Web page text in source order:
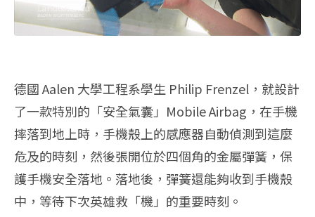
德國 Aalen 大學工程系學生 Philip Frenzel，就設計
了一款特別的「安全氣囊」Mobile Airbag，在手機
摔落到地上時，手機殼上的感應器自動偵測到這麼
危及的時刻，然後張開位於四個角的金屬彈簧，保
護手機安全落地。落地後，彈簧還能夠收到手機殼
中，等待下次英雄救「機」的重要時刻。